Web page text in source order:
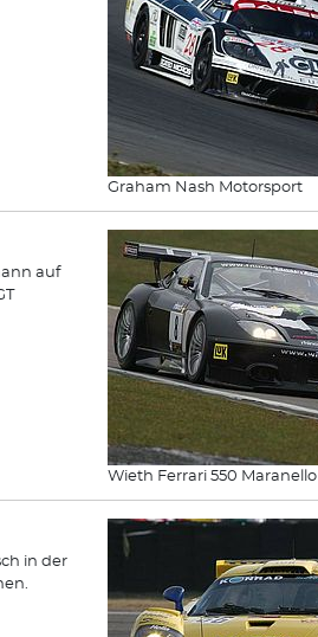
Graham Nash Motorsport
Wieth Ferrari 550 Maranello
auf
in der